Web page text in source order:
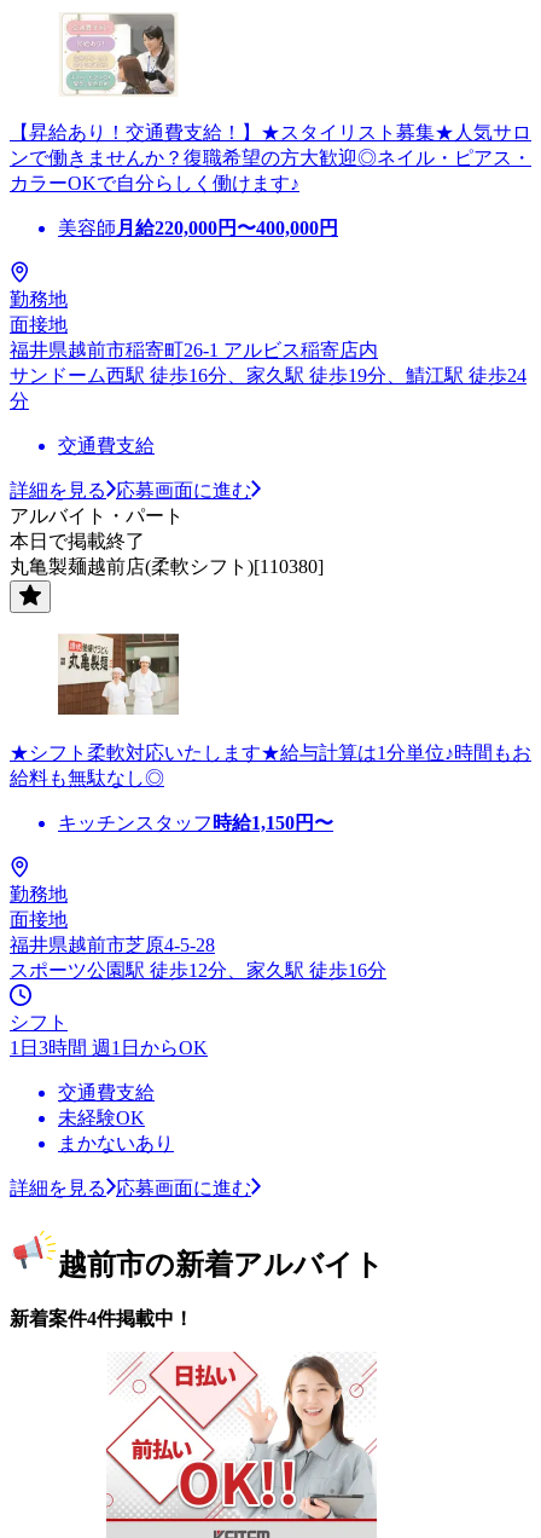
【昇給あり！交通費支給！】★スタイリスト募集★人気サロ
ンで働きませんか？復職希望の方大歓迎◎ネイル・ピアス・
カラーOKで自分らしく働けます♪
美容師 月給220,000円〜400,000円
勤務地
面接地
福井県越前市稲寄町26-1 アルビス稲寄店内
サンドーム西駅 徒歩16分、家久駅 徒歩19分、鯖江駅 徒歩24
分
交通費支給
詳細を見る
応募画面に進む
アルバイト・パート
本日で掲載終了
丸亀製麺越前店(柔軟シフト)[110380]
★シフト柔軟対応いたします★給与計算は1分単位♪時間もお
給料も無駄なし◎
キッチンスタッフ 時給1,150円〜
勤務地
面接地
福井県越前市芝原4-5-28
スポーツ公園駅 徒歩12分、家久駅 徒歩16分
シフト
1日3時間 週1日からOK
交通費支給
未経験OK
まかないあり
詳細を見る 応募画面に進む
越前市の新着アルバイト
新着案件4件掲載中！